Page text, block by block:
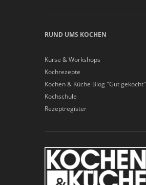
RUND UMS KOCHEN
Kurse & Workshops
Kochrezepte
Kochen & Küche Blog "Gut gekocht"
Kochschule
Rezeptregister